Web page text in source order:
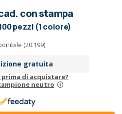
con stampa
pezzi (1 colore)
(20.199)
gratuita
di acquistare?
neutro